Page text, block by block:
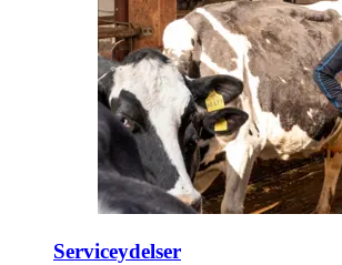
Serviceydelser